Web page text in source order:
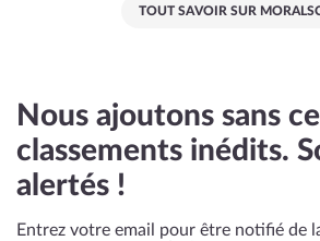
TOUT SAVOIR SUR
Nous ajoutons sans
classements inédits.
alertés !
Entrez votre email pour être notifié de